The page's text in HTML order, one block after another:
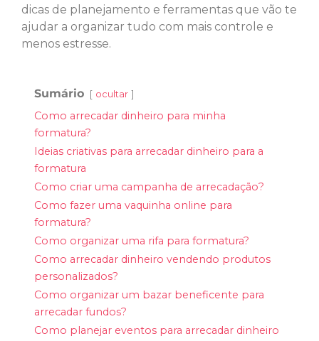
dicas de planejamento e ferramentas que vão te
ajudar a organizar tudo com mais controle e
menos estresse.
Sumário ocultar
Como arrecadar dinheiro para minha
formatura?
Ideias criativas para arrecadar dinheiro para a
formatura
Como criar uma campanha de arrecadação?
Como fazer uma vaquinha online para
formatura?
Como organizar uma rifa para formatura?
Como arrecadar dinheiro vendendo produtos
personalizados?
Como organizar um bazar beneficente para
arrecadar fundos?
Como planejar eventos para arrecadar dinheiro